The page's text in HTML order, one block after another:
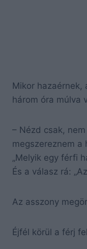
Mikor hazaérnek,
három óra múlva
– Nézd csak,
megszereznem a
„Melyik egy férfi
És a válasz rá:
Az asszony
Éjfél körül a férj